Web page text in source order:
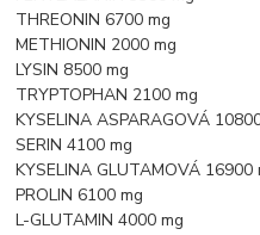
THREONIN 6700 mg
METHIONIN 2000 mg
LYSIN 8500 mg
TRYPTOPHAN 2100 mg
KYSELINA ASPARAGOVÁ
SERIN 4100 mg
KYSELINA GLUTAMOVÁ 16900
PROLIN 6100 mg
L-GLUTAMIN 4000 mg